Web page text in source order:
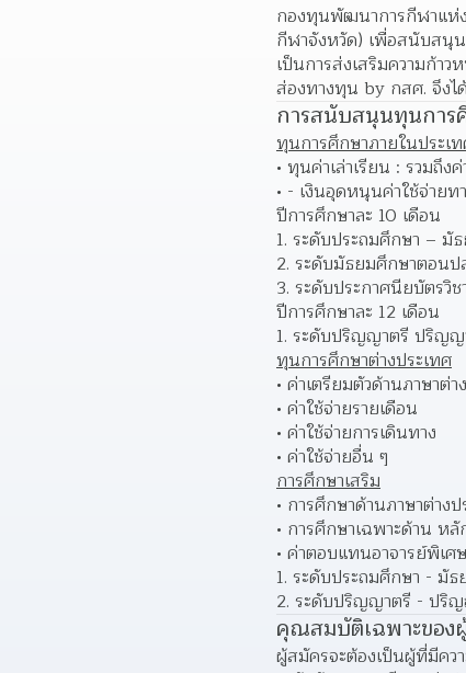
กองทุนพัฒนาการกีฬาแห่
กีฬาจังหวัด) เพื่อสนับสนุ
เป็นการส่งเสริมความก้า
ส่องทางทุน by กสศ. จึงไ
การสนับสนุนทุนการ
ทุนการศึกษาภายในประเ
ทุนค่าเล่าเรียน : รวมถึง
- เงินอุดหนุนค่าใช้จ่ายท
ปีการศึกษาละ 10 เดือน
ระดับประถมศึกษา –
ระดับมัธยมศึกษาตอนป
ระดับประกาศนียบัตรวิ
ปีการศึกษาละ 12 เดือน
ระดับปริญญาตรี ปริญ
ทุนการศึกษาต่างประเทศ
ค่าเตรียมตัวด้านภาษาต่
ค่าใช้จ่ายรายเดือน
ค่าใช้จ่ายการเดินทาง
ค่าใช้จ่ายอื่น ๆ
การศึกษาเสริม
การศึกษาด้านภาษาต่าง
การศึกษาเฉพาะด้าน ห
ค่าตอบแทนอาจารย์พิเศษ
ระดับประถมศึกษา - มั
ระดับปริญญาตรี - ปริญ
คุณสมบัติเฉพาะของ
ผู้สมัครจะต้องเป็นผู้ที่มีคว